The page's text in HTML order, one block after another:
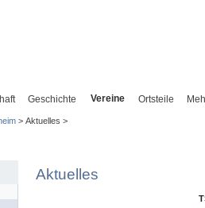
Geschichte Vereine Ortsteile
> Aktuelles >
Aktuelles